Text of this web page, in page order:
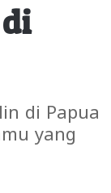
di Papua
yang